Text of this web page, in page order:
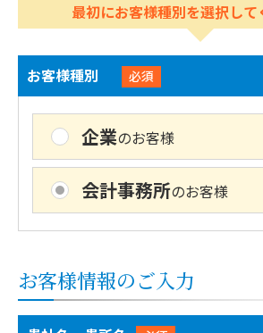
最初にお客様種別を選択して
お客様種別 必須
企業のお客様
会計事務所のお客様
お客様情報のご入力